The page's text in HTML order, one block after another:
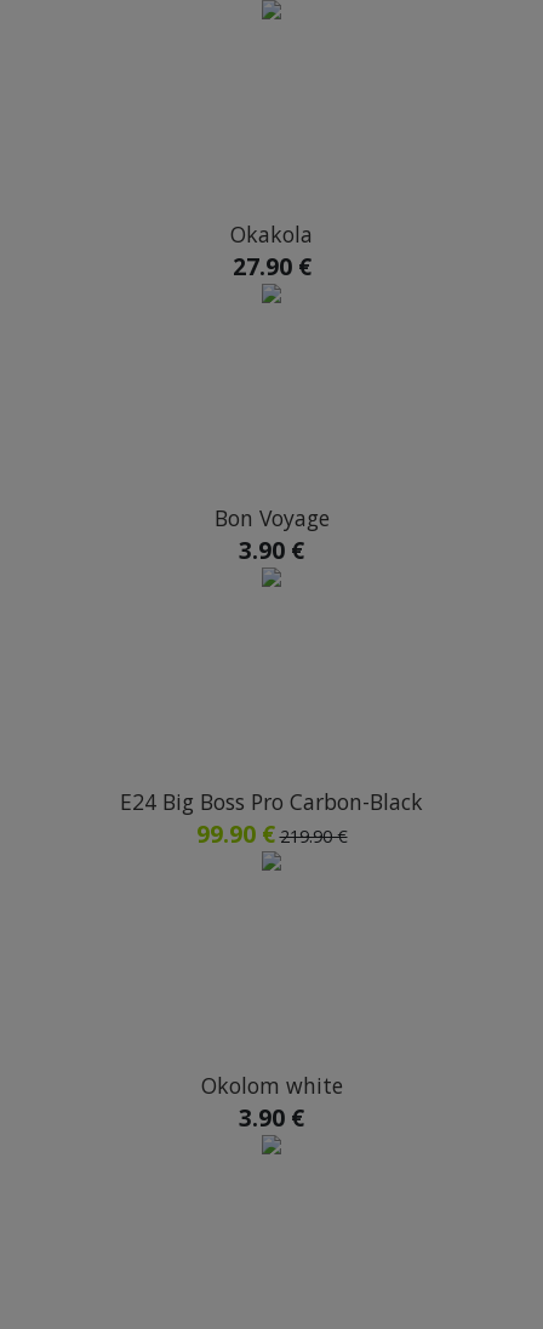
Okakola
27.90 €
Bon Voyage
3.90 €
E24 Big Boss Pro Carbon-Black
99.90 € 219.90 €
Okolom white
3.90 €